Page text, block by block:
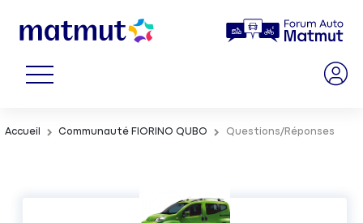
Accueil Communauté FIORINO QUBO Questions/Réponses